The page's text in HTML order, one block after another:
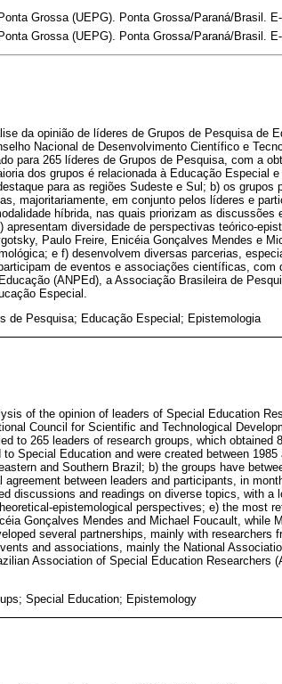
Grossa (UEPG). Ponta Grossa/Paraná/Brasil.
Grossa (UEPG). Ponta Grossa/Paraná/Brasil.
da opinião de líderes de Grupos de Pesquisa de
Nacional de Desenvolvimento Científico e
para 265 líderes de Grupos de Pesquisa, com a
dos grupos é relacionada à Educação Especial
para as regiões Sudeste e Sul; b) os grupos
majoritariamente, em conjunto pelos líderes e
híbrida, nas quais priorizam as
apresentam diversidade de perspectivas teórico-
Paulo Freire, Enicéia Gonçalves Mendes e
e f) desenvolvem diversas parcerias,
de eventos e associações científicas, com
(ANPEd), a Associação Brasileira de
Especial.
de Pesquisa; Educação Especial; Epistemologia
of the opinion of leaders of Special Education
Council for Scientific and Technological
to 265 leaders of research groups, which
Special Education and were created between
and Southern Brazil; b) the groups have
agreement between leaders and participants, in
discussions and readings on diverse topics, with
epistemological perspectives; e) the most
Gonçalves Mendes and Michael Foucault, while
several partnerships, mainly with researchers
and associations, mainly the National
Association of Special Education Researchers
Special Education; Epistemology